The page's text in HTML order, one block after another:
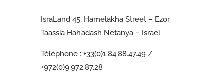
IsraLand 45, Hamelakha Street – Ezor
Taassia Hah’adash Netanya – Israel
Téléphone : +33(0)1.84.88.47.49 /
+972(0)9.972.87.28